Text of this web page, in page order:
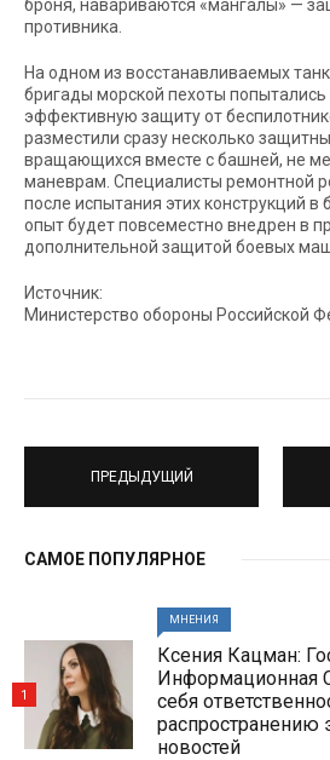
броня, навариваются «мангалы» —
противника.
На одном из восстанавливаемых
бригады морской пехоты
эффективную защиту от
разместили сразу несколько
вращающихся вместе с башней, не
маневрам. Специалисты ремонтной
после испытания этих конструкций в
опыт будет повсеместно внедрен в
дополнительной защитой боевых
Источник:
Министерство обороны Российской
ПРЕДЫДУЩИЙ
САМОЕ ПОПУЛЯРНОЕ
МНЕНИЯ
Ксения Кацман:
Информационная
себя
распространению
новостей
1